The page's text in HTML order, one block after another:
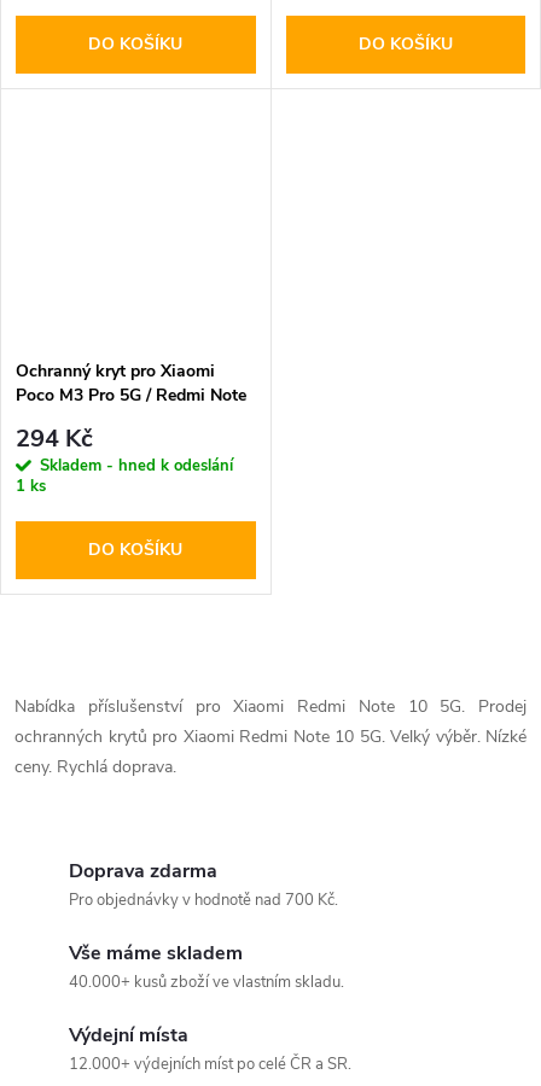
DO KOŠÍKU DO KOŠÍKU
Ochranný kryt pro Xiaomi
Poco M3 Pro 5G / Redmi Note
Tpucarbon Black
294 Kč
Skladem - hned k odeslání
1 ks
DO KOŠÍKU
v
l
Nabídka příslušenství pro Xiaomi Redmi Note 10 5G. Prodej
ochranných krytů pro Xiaomi Redmi Note 10 5G. Velký výběr. Nízké
ceny. Rychlá doprava.
Doprava zdarma
Pro objednávky v hodnotě nad 700 Kč.
Vše máme skladem
40.000+ kusů zboží ve vlastním skladu.
Výdejní místa
12.000+ výdejních míst po celé ČR a SR.